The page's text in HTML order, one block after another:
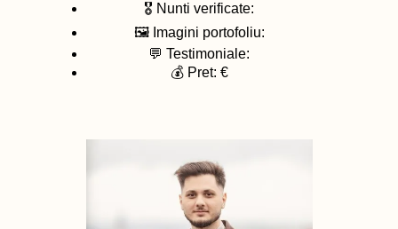
🎖️ Nunti verificate:
🖼️ Imagini portofoliu:
💬 Testimoniale:
💰 Pret: €